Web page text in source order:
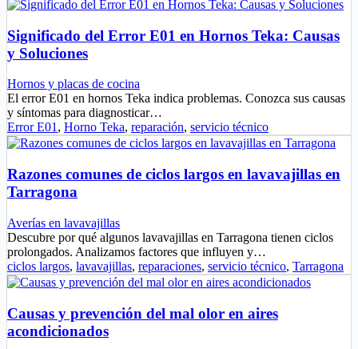
Significado del Error E01 en Hornos Teka: Causas
y Soluciones
Hornos y placas de cocina
El error E01 en hornos Teka indica problemas. Conozca sus causas
y síntomas para diagnosticar…
Error E01 , Horno Teka, reparación, servicio técnico
Razones comunes de ciclos largos en lavavajillas en
Tarragona
Averías en lavavajillas
Descubre por qué algunos lavavajillas en Tarragona tienen ciclos
prolongados. Analizamos factores que influyen y…
ciclos largos, lavavajillas, reparaciones, servicio técnico, Tarragona
Causas y prevención del mal olor en aires
acondicionados